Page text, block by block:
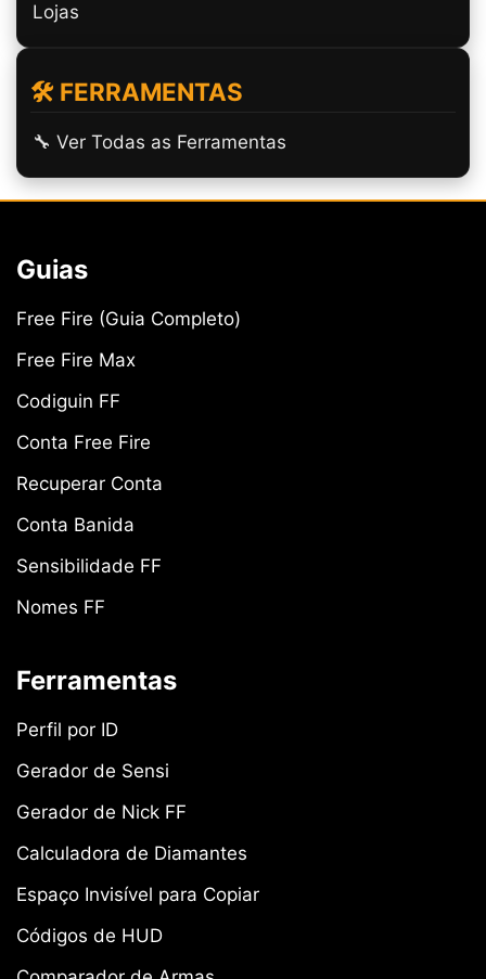
Lojas
🛠️ FERRAMENTAS
🔧 Ver Todas as Ferramentas
Guias
Free Fire (Guia Completo)
Free Fire Max
Codiguin FF
Conta Free Fire
Recuperar Conta
Conta Banida
Sensibilidade FF
Nomes FF
Ferramentas
Perfil por ID
Gerador de Sensi
Gerador de Nick FF
Calculadora de Diamantes
Espaço Invisível para Copiar
Códigos de HUD